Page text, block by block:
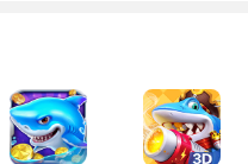
能晶石，红色晶石关联独
性的属性增益。
获得的能力选项存在随机